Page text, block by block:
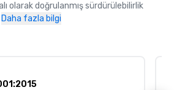
olarak doğrulanmış sürdürülebilirlik
Daha fazla bilgi